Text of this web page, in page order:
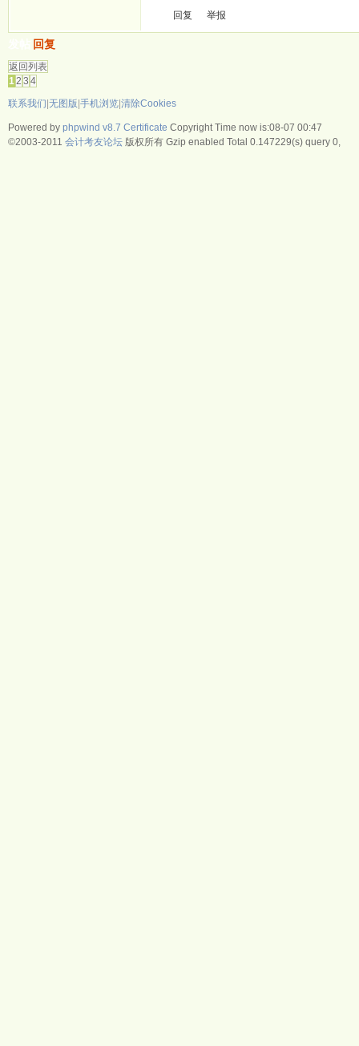
回复 举报
回复
返回列表
12 3 4
联系我们 无图版 手机浏览 清除Cookies
Powered by phpwind v8.7 Certificate Copyright Time now is:08-07 00:47
©2003-2011 会计考友论坛 版权所有 Gzip enabled Total 0.147229(s) query 0,